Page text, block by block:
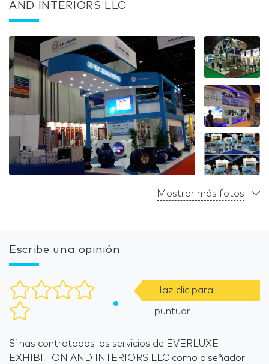
AND INTERIORS LLC
Mostrar más fotos
Escribe una opinión
Haz clic para
puntuar
Si has contratados los servicios de EVERLUXE
EXHIBITION AND INTERIORS LLC como diseñador